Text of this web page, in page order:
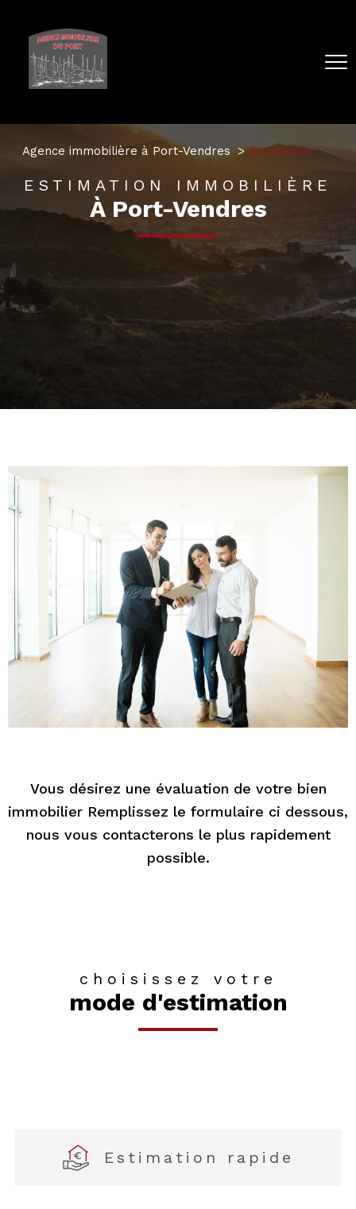
Agence immobilière à Port-Vendres Estimation
ESTIMATION IMMOBILIÈRE
À Port-Vendres
Vous désirez une évaluation de votre bien
immobilier Remplissez le formulaire ci dessous,
nous vous contacterons le plus rapidement
possible.
choisissez votre
mode d'estimation
Estimation rapide